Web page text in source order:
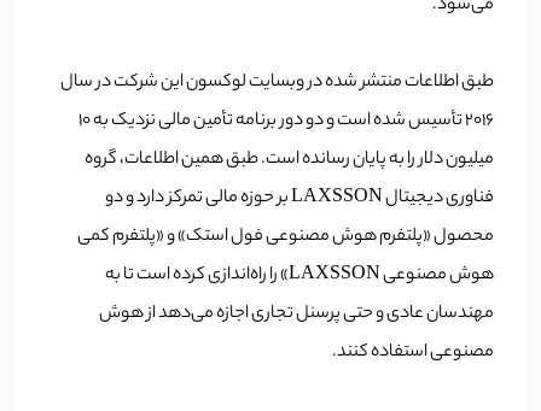
طبق اطلاعات منتشر شده در وبسایت لوکسون این شرکت در سال
2016 تأسیس شده است و دو دور برنامه تأمین مالی نزدیک به 10
میلیون دلار را به پایان رسانده است. طبق همین اطلاعات، گروه
فناوری دیجیتال LAXSSON بر حوزه مالی تمرکز دارد و دو
محصول «پلتفرم هوش مصنوعی فول استک» و «پلتفرم کمی
هوش مصنوعی LAXSSON» را راه‌اندازی کرده است تا به
مهندسان عادی و حتی پرسنل تجاری اجازه می‌دهد از هوش
مصنوعی استفاده کنند.